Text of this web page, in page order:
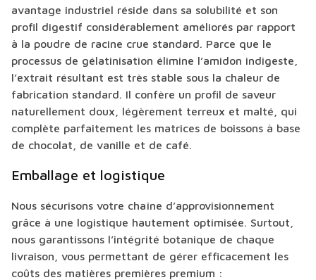
avantage industriel réside dans sa solubilité et son
profil digestif considérablement améliorés par rapport
à la poudre de racine crue standard. Parce que le
processus de gélatinisation élimine l’amidon indigeste,
l’extrait résultant est très stable sous la chaleur de
fabrication standard. Il confère un profil de saveur
naturellement doux, légèrement terreux et malté, qui
complète parfaitement les matrices de boissons à base
de chocolat, de vanille et de café.
Emballage et logistique
Nous sécurisons votre chaîne d’approvisionnement
grâce à une logistique hautement optimisée. Surtout,
nous garantissons l’intégrité botanique de chaque
livraison, vous permettant de gérer efficacement les
coûts des matières premières premium :